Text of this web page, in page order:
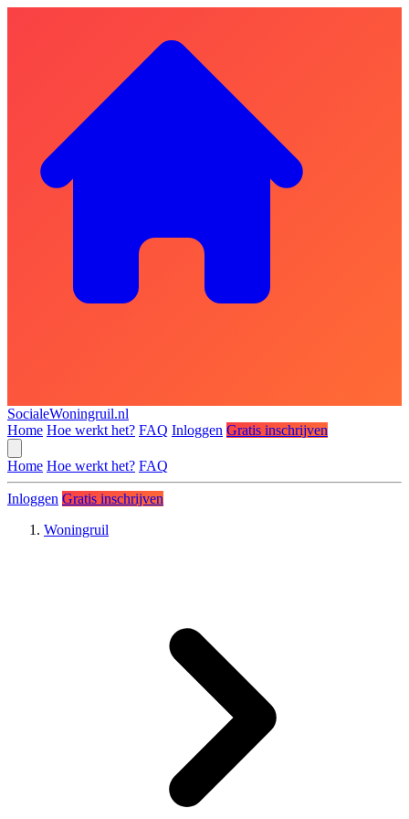
SocialeWoningruil.nl
Home Hoe werkt het? FAQ Inloggen Gratis inschrijven
Home Hoe werkt het? FAQ
Inloggen Gratis inschrijven
Woningruil